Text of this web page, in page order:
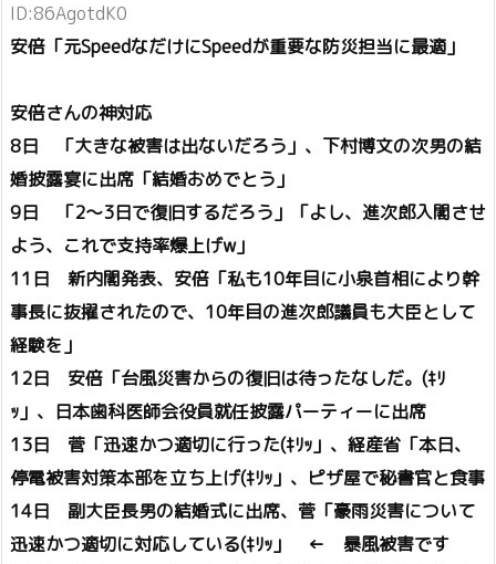
ID:86AgotdK0
安倍「元SpeedなだけにSpeedが重要な防災担当に最適」
安倍さんの神対応
8日 「大きな被害は出ないだろう」、下村博文の次男の結
婚披露宴に出席「結婚おめでとう」
9日 「2～3日で復旧するだろう」「よし、進次郎入閣させ
よう、これで支持率爆上げw」
11日 新内閣発表、安倍「私も10年目に小泉首相により幹
事長に抜擢されたので、10年目の進次郎議員も大臣として
経験を」
12日 安倍「台風災害からの復旧は待ったなしだ。(ｷﾘ
ｯ」、日本歯科医師会役員就任披露パーティーに出席
13日 菅「迅速かつ適切に行った(ｷﾘｯ」、経産省「本日、
停電被害対策本部を立ち上げ(ｷﾘｯ」、ピザ屋で秘書官と食事
14日 副大臣長男の結婚式に出席、菅「豪雨災害について
迅速かつ適切に対応している(ｷﾘｯ」 ← 暴風被害です